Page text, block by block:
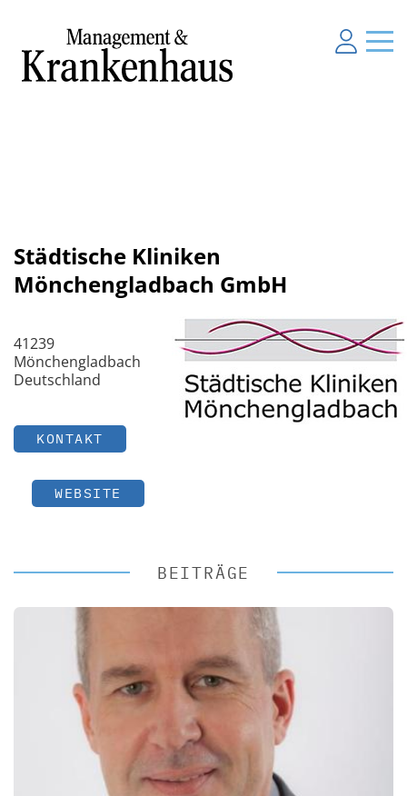
Städtische Kliniken
Mönchengladbach GmbH
41239
Mönchengladbach
Deutschland
KONTAKT
WEBSITE
BEITRÄGE